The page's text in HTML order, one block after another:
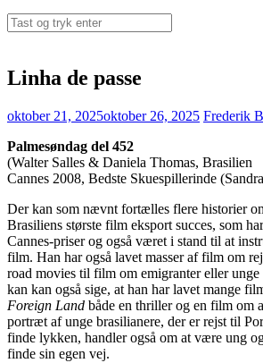
Søg
efter:
Linha de passe
oktober 21, 2025oktober 26, 2025 Frederik
Palmesøndag del 452
(Walter Salles & Daniela Thomas, Brasilien
Cannes 2008, Bedste Skuespillerinde
Der kan som nævnt fortælles flere historier
Brasiliens største film eksport succes, som
Cannes-priser og også været i stand til at
film. Han har også lavet masser af film om
road movies til film om emigranter eller
kan kan også sige, at han har lavet mange
Foreign Land både en thriller og en film om
portræt af unge brasilianere, der er rejst til
finde lykken, handler også om at være ung
finde sin egen vej.